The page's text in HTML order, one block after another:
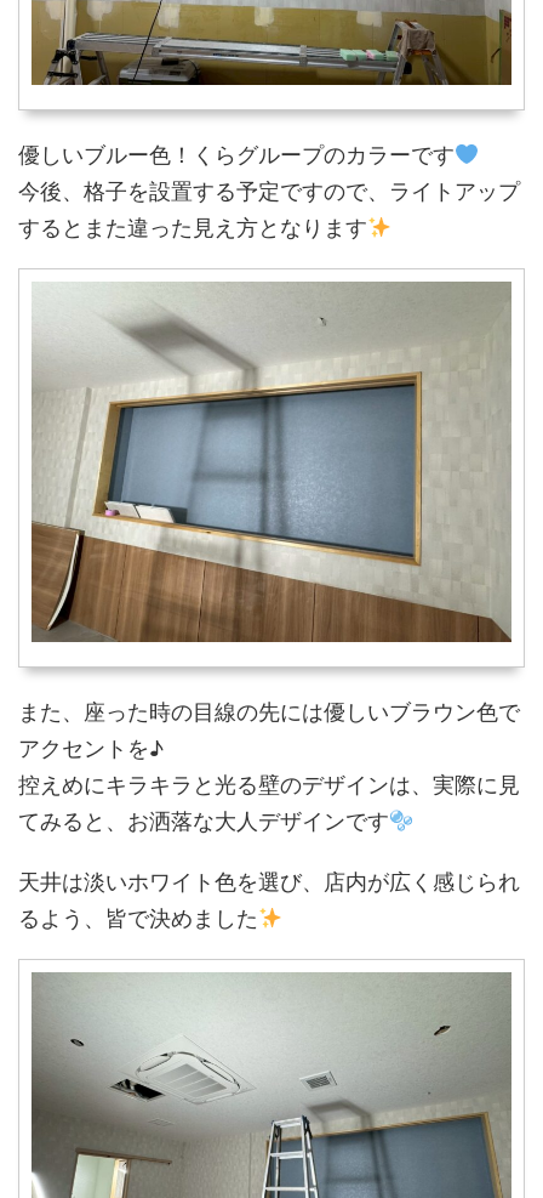
優しいブルー色！くらグループのカラーです
今後、格子を設置する予定ですので、ライトアップ
するとまた違った見え方となります
また、座った時の目線の先には優しいブラウン色で
アクセントを♪
控えめにキラキラと光る壁のデザインは、実際に見
てみると、お洒落な大人デザインです
天井は淡いホワイト色を選び、店内が広く感じられ
るよう、皆で決めました